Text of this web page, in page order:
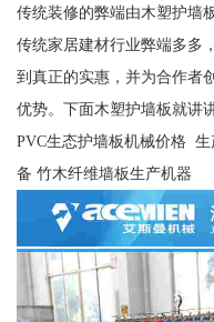
传统装修的弊端由木塑护墙
传统家居建材行业弊端多多
到真正的实惠，并为合作者
优势。下面木塑护墙板就讲
PVC生态护墙板机械价格
备 竹木纤维墙板生产机器